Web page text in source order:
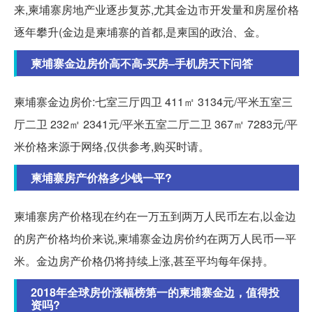
来,柬埔寨房地产业逐步复苏,尤其金边市开发量和房屋价格
逐年攀升(金边是柬埔寨的首都,是柬国的政治、金。
柬埔寨金边房价高不高-买房–手机房天下问答
柬埔寨金边房价:七室三厅四卫 411㎡ 3134元/平米五室三
厅二卫 232㎡ 2341元/平米五室二厅二卫 367㎡ 7283元/平
米价格来源于网络,仅供参考,购买时请。
柬埔寨房产价格多少钱一平?
柬埔寨房产价格现在约在一万五到两万人民币左右,以金边
的房产价格均价来说,柬埔寨金边房价约在两万人民币一平
米。金边房产价格仍将持续上涨,甚至平均每年保持。
2018年全球房价涨幅榜第一的柬埔寨金边，值得投
资吗?